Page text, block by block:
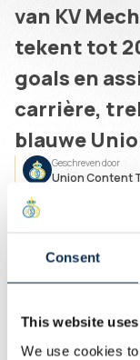
Consent
This website
We use cookies
van KV
tekent tot
goals en
carrière,
blauwe
Geschreven door
Union Content
Rob was een
linkervoet
carrière begon bij
jaar doorbracht.
uitgroeide tot